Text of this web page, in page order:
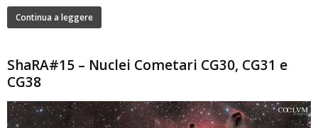
Continua a leggere
ShaRA#15 – Nuclei Cometari CG30, CG31 e
CG38